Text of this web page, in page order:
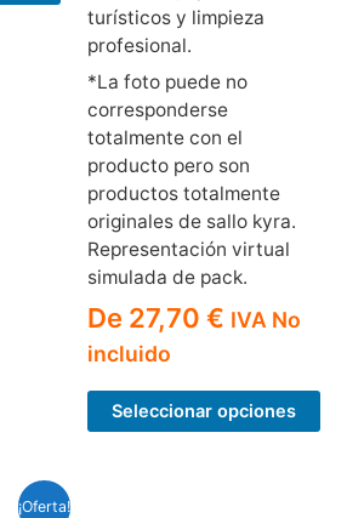
turísticos y limpieza
profesional.
*La foto puede no
corresponderse
totalmente con el
producto pero son
productos totalmente
originales de sallo kyra.
Representación virtual
simulada de pack.
De 27,70 € IVA No
incluido
Seleccionar opciones
¡Oferta!